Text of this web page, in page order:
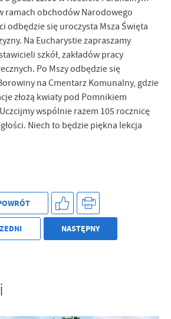
ramach obchodów Narodowego
odbędzie się uroczysta Msza Święta
Na Eucharystie zapraszamy
szkół, zakładów pracy
Po Mszy odbędzie się
na Cmentarz Komunalny, gdzie
złożą kwiaty pod Pomnikiem
wspólnie razem 105 rocznicę
Niech to będzie piękna lekcja
NASTĘPNY
pośredników prezentujących nasze
ofert, komunikatów mediów